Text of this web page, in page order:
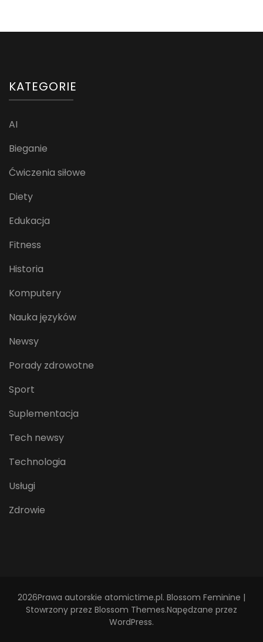
KATEGORIE
AI
Bieganie
Ćwiczenia siłowe
Diety
Edukacja
Fitness
Historia
Komputery
Nauka języków
Newsy
Porady zdrowotne
Sport
Suplementacja
Tech newsy
Technologia
Usługi
Zdrowie
2026Prawa autorskie atomictime.pl. Blossom Feminine |
Stowrzony przez Blossom Themes.Napędzane przez
WordPress.